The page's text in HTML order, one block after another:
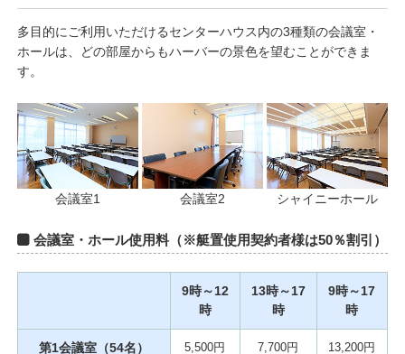
多目的にご利用いただけるセンターハウス内の3種類の会議室・
ホールは、どの部屋からもハーバーの景色を望むことができま
す。
会議室1 会議室2 シャイニーホール
会議室・ホール使用料（※艇置使用契約者様は50％割引）
9時～12
時
13時～17
時
9時～17
時
第1会議室（54名） 5,500円 7,700円 13,200円